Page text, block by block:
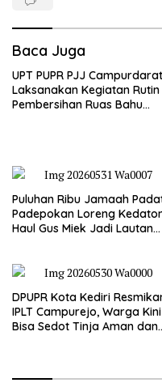
Baca Juga
UPT PUPR PJJ Campurdarat
Laksanakan Kegiatan Rutin
Pembersihan Ruas Bahu
Puluhan Ribu Jamaah
Padepokan Loreng
Haul Gus Miek Jadi Lautan
DPUPR Kota Kediri
IPLT Campurejo, Warga Kini
Bisa Sedot Tinja Aman dan